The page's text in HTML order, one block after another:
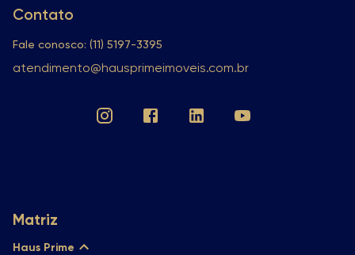
Contato
Fale conosco: (11) 5197-3395
atendimento@hausprimeimoveis.com.br
Matriz
Haus Prime